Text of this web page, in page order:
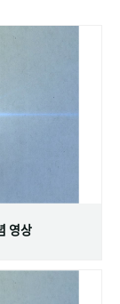
상 기록물
영상